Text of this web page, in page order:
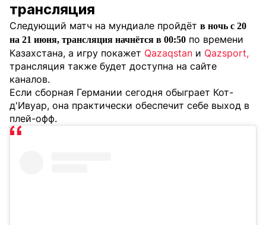
трансляция
Следующий матч на мундиале пройдёт в ночь с 20
на 21 июня, трансляция начнётся в 00:50 по времени
Казахстана, а игру покажет Qazaqstan и Qazsport,
трансляция также будет доступна на сайте
каналов.
Если сборная Германии сегодня обыграет Кот-
д'Ивуар, она практически обеспечит себе выход в
плей-офф.